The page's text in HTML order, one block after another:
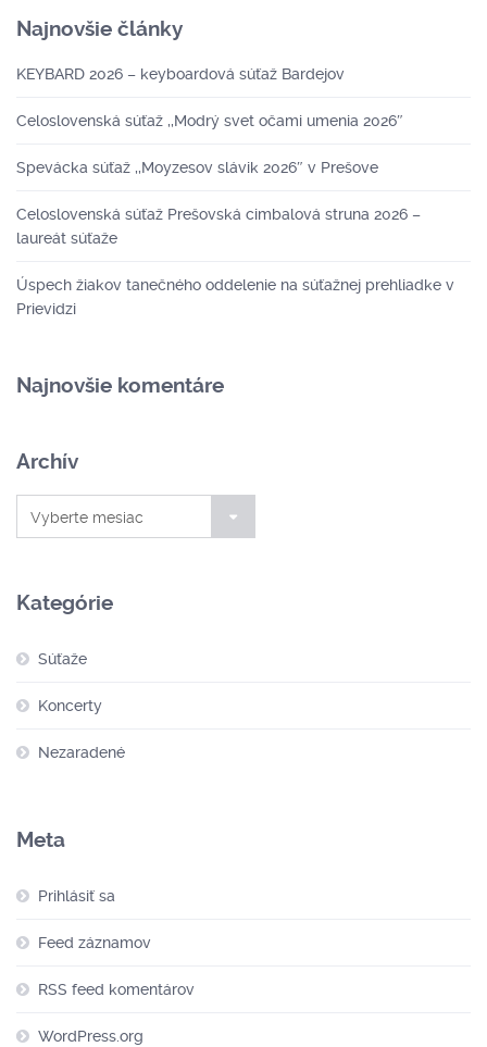
Najnovšie články
KEYBARD 2026 – keyboardová súťaž Bardejov
Celoslovenská súťaž ,,Modrý svet očami umenia 2026″
Spevácka súťaž ,,Moyzesov slávik 2026″ v Prešove
Celoslovenská súťaž Prešovská cimbalová struna 2026 –
laureát súťaže
Úspech žiakov tanečného oddelenie na súťažnej prehliadke v
Prievidzi
Najnovšie komentáre
Archív
Vyberte mesiac
Kategórie
Súťaže
Koncerty
Nezaradené
Meta
Prihlásiť sa
Feed záznamov
RSS feed komentárov
WordPress.org